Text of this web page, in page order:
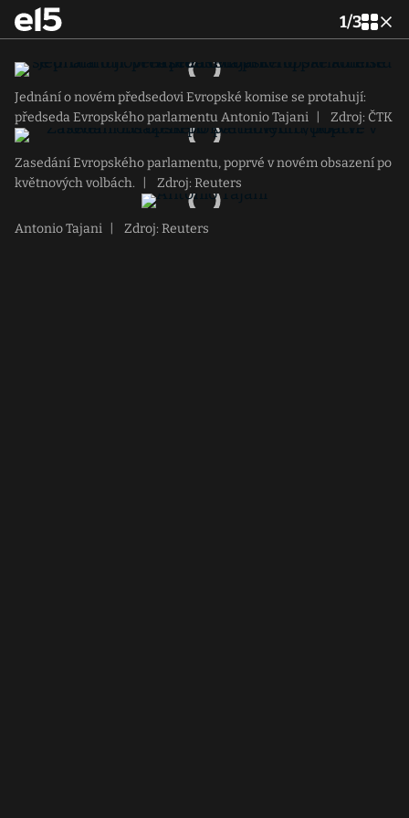
1/3
Jednání o novém předsedovi Evropské komise se protahují:
předseda Evropského parlamentu Antonio Tajani
Zdroj: ČTK
Zasedání Evropského parlamentu, poprvé v novém obsazení po
květnových volbách.
Zdroj: Reuters
Antonio Tajani Zdroj: Reuters